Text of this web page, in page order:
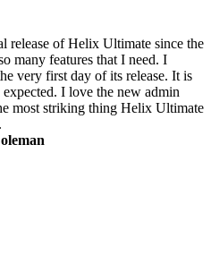
release of Helix Ultimate since the
many features that I need. I
very first day of its release. It is
I love the new admin
most striking thing Helix Ultimate